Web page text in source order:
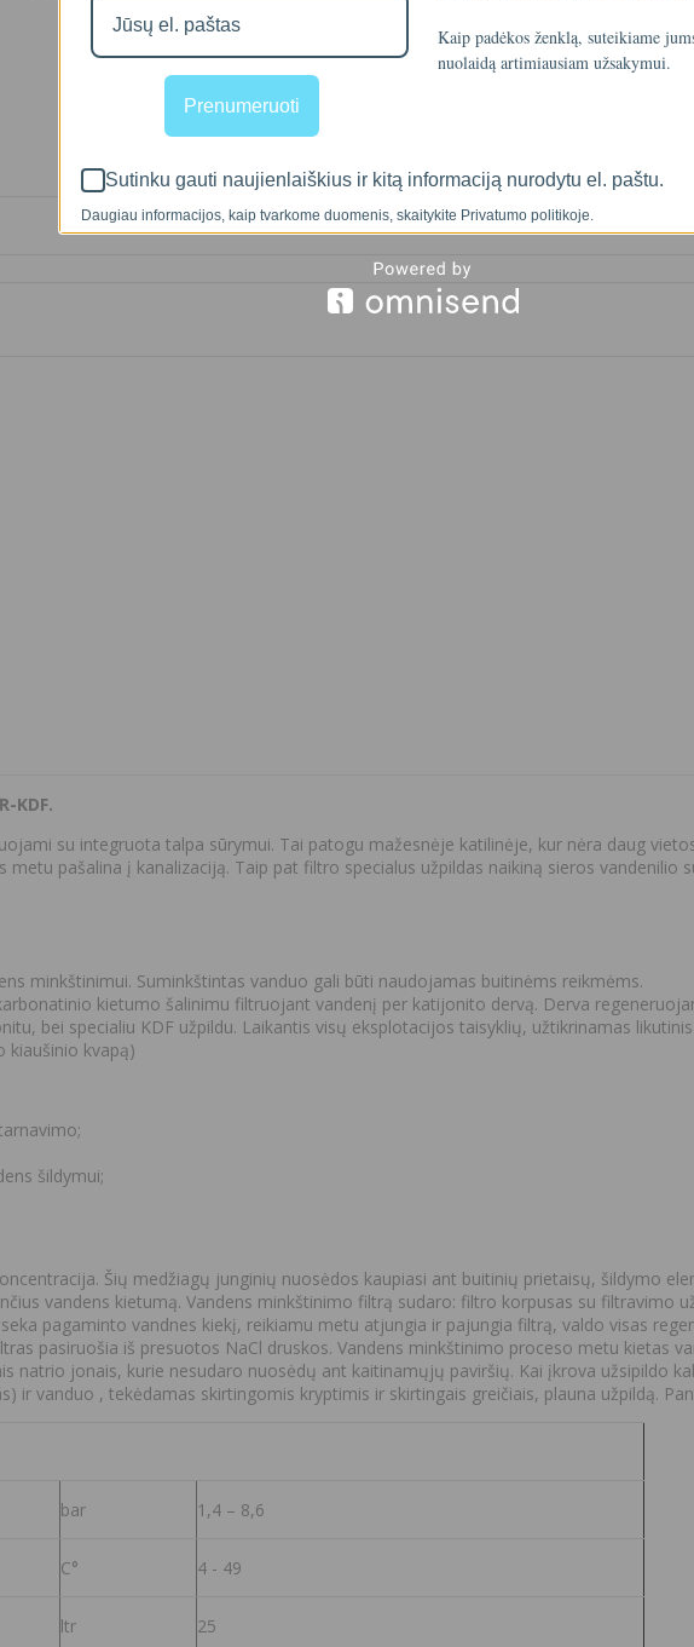
KDF.
su integruota talpa sūrymui. Tai patogu mažesnėje katilinėje, kur nėra daug
pašalina į kanalizaciją. Taip pat filtro specialus užpildas naikiną sieros vandenilio
minkštinimui. Suminkštintas vanduo gali būti naudojamas buitinėms reikmėms.
kietumo šalinimu filtruojant vandenį per katijonito dervą. Derva
bei specialiu KDF užpildu. Laikantis visų eksplotacijos taisyklių, užtikrinamas
kiaušinio kvapą)
šildymui;
Šių medžiagų junginių nuosėdos kaupiasi ant buitinių prietaisų, šildymo
vandens kietumą. Vandens minkštinimo filtrą sudaro: filtro korpusas su filtravimo
pagaminto vandnes kiekį, reikiamu metu atjungia ir pajungia filtrą, valdo visas
pasiruošia iš presuotos NaCl druskos. Vandens minkštinimo proceso metu kietas
natrio jonais, kurie nesudaro nuosėdų ant kaitinamųjų paviršių. Kai įkrova užsipildo
ir vanduo , tekėdamas skirtingomis kryptimis ir skirtingais greičiais, plauna užpildą.
bar 1,4 – 8,6
C° 4 - 49
ltr 25
Prenumeruoti
Kaip padėkos ženklą, suteikiame
nuolaidą artimiausiam užsakymui.
Sutinku gauti naujienlaiškius ir kitą informaciją nurodytu el. paštu.
Daugiau informacijos, kaip tvarkome duomenis, skaitykite Privatumo politikoje.